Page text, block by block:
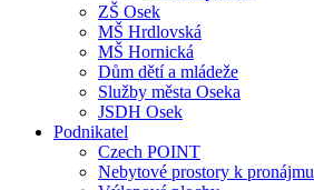
ZŠ Osek
MŠ Hrdlovská
MŠ Hornická
Dům dětí a mládeže
Služby města Oseka
JSDH Osek
Podnikatel
Czech POINT
Nebytové prostory k pronájmu